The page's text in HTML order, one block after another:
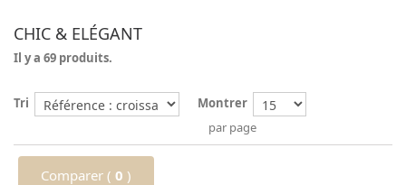
CHIC & ELÉGANT
Il y a 69 produits.
Tri
Montrer
par page
Comparer ( 0 )